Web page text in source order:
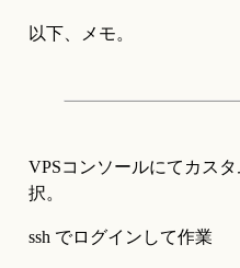
以下、メモ。
VPSコンソールにてカスタ
択。
ssh でログインして作業